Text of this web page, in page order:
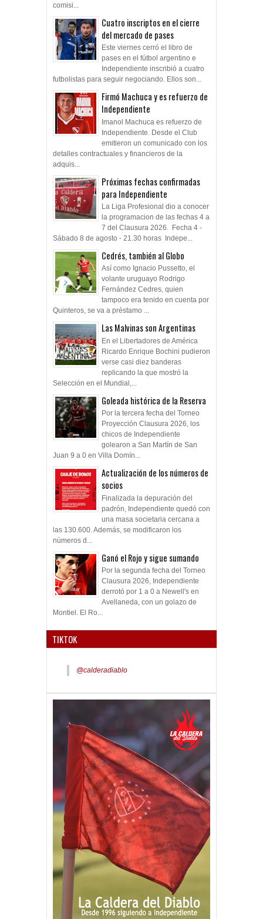
comisi...
Cuatro inscriptos en el cierre
del mercado de pases
Este viernes cerró el libro de
pases en el fútbol argentino e
Independiente inscribió a cuatro
futbolistas para seguir negociando. Ellos son...
Firmó Machuca y es refuerzo de
Independiente
Imanol Machuca es refuerzo de
Independiente. Desde el Club
emitieron un comunicado con los
detalles contractuales y financieros de la
adquis...
Próximas fechas confirmadas
para Independiente
La Liga Profesional dio a conocer
la programacion de las fechas 4 a
7 del Clausura 2026. Fecha 4 -
Sábado 8 de agosto - 21.30 horas Indepe...
Cedrés, también al Globo
Así como Ignacio Pussetto, el
volante uruguayo Rodrigo
Fernández Cedres, quien
tampoco era tenido en cuenta por
Quinteros, se va a préstamo ...
Las Malvinas son Argentinas
En el Libertadores de América
Ricardo Enrique Bochini pudieron
verse casi diez banderas
replicando la que mostró la
Selección en el Mundial,...
Goleada histórica de la Reserva
Por la tercera fecha del Torneo
Proyección Clausura 2026, los
chicos de Independiente
golearon a San Martín de San
Juan 9 a 0 en Villa Domín...
Actualización de los números de
socios
Finalizada la depuración del
padrón, Independiente quedó con
una masa societaria cercana a
las 130.600. Además, se modificaron los
números d...
Ganó el Rojo y sigue sumando
Por la segunda fecha del Torneo
Clausura 2026, Independiente
derrotó por 1 a 0 a Newell's en
Avellaneda, con un golazo de
Montiel. El Ro...
TIKTOK
@calderadiablo